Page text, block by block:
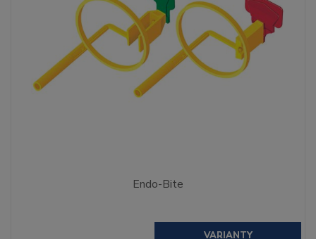
Endo-Bite
VARIANTY